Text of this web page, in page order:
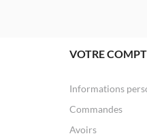
VOTRE
Informations
Commandes
Avoirs